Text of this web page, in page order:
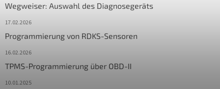
Wegweiser: Auswahl des Diagnosegeräts
17.02.2026
Programmierung von RDKS-Sensoren
16.02.2026
TPMS-Programmierung über OBD-II
10.01.2025